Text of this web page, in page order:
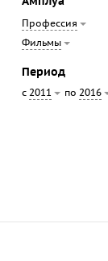
Профессия
Фильмы
Период
с 2011 по 2016